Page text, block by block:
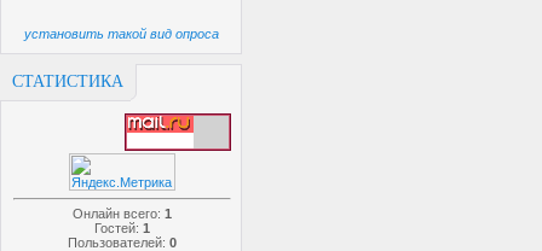
установить такой вид опроса
СТАТИСТИКА
Онлайн всего: 1
Гостей: 1
Пользователей: 0